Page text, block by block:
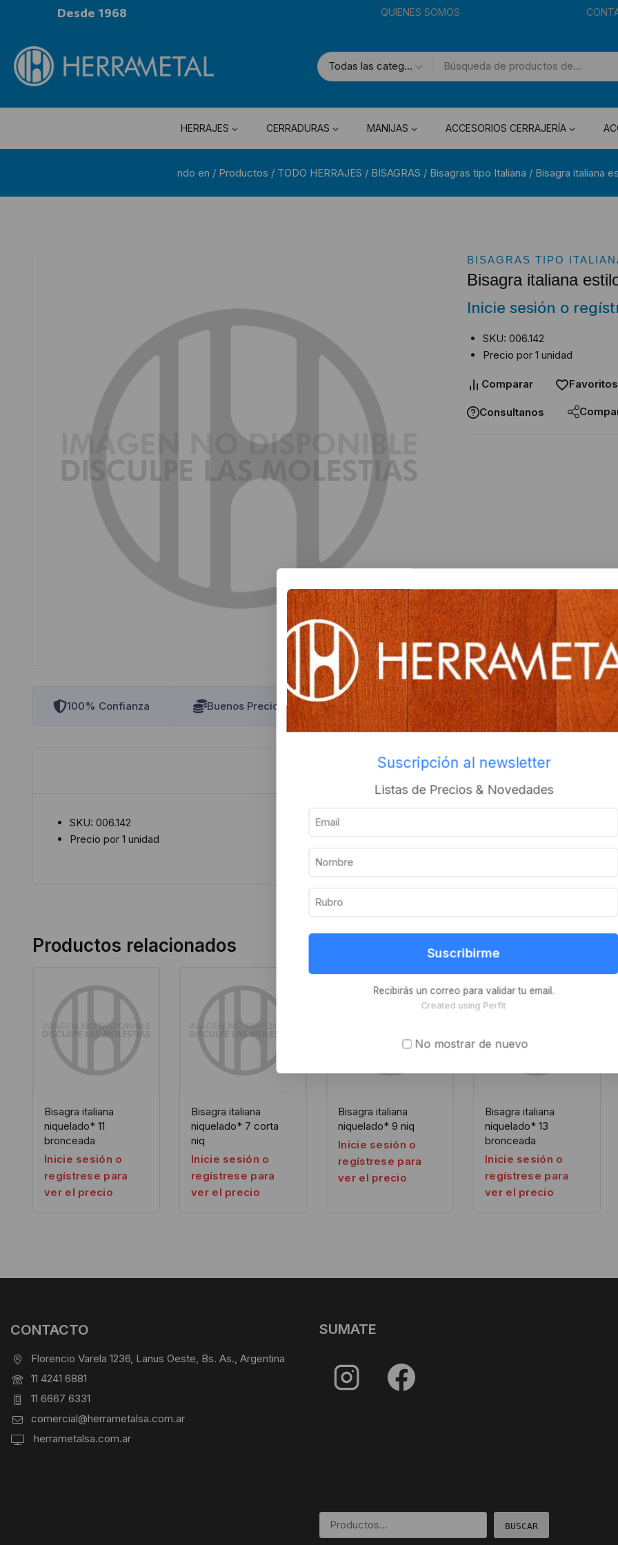
Desde 1968 QUIENES SOMOS
HERRAJES CERRADURAS MANIJAS ACCESORIOS CERRAJERÍA
ndo en / Productos / TODO HERRAJES / BISAGRAS / Bisagras tipo Italiana / Bisagra italiana
100% Confianza Buenos Precios Envios a todo el pais
BISAGRAS TIPO
Bisagra italiana
Inicie sesión o
SKU: 006.142
Precio por 1 unidad
Comparar Favoritos
Consultanos
Descripción Información adicional
SKU: 006.142
Precio por 1 unidad
Productos relacionados
Bisagra italiana
niquelado* 11
bronceada
Inicie sesión o
regístrese para
ver el precio
Bisagra italiana
niquelado* 7 corta
niq
Inicie sesión o
regístrese para
ver el precio
Bisagra italiana
niquelado* 9 niq
Inicie sesión o
regístrese para
ver el precio
Bisagra italiana
niquelado* 13
bronceada
Inicie sesión o
regístrese para
ver el precio
CONTACTO
Florencio Varela 1236, Lanus Oeste, Bs. As., Argentina
11 4241 6881
11 6667 6331
comercial@herrametalsa.com.ar
herrametalsa.com.ar
SUMATE
BUSCAR
Suscripción al newsletter
Listas de Precios & Novedades
Suscribirme
Recibirás un correo para validar tu email.
Created using Perfit
No mostrar de nuevo